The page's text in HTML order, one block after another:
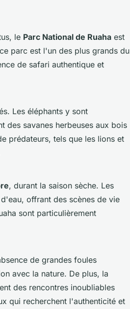
le Parc National de Ruaha est
parc est l'un des plus grands du
de safari authentique et
Les éléphants y sont
des savanes herbeuses aux bois
prédateurs, tels que les lions et
, durant la saison sèche. Les
offrant des scènes de vie
sont particulièrement
de grandes foules
avec la nature. De plus, la
des rencontres inoubliables
qui recherchent l'authenticité et